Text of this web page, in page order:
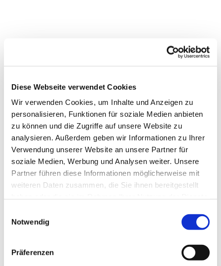
Diese Webseite verwendet Cookies
Wir verwenden Cookies, um Inhalte und Anzeigen zu
personalisieren, Funktionen für soziale Medien anbieten
zu können und die Zugriffe auf unsere Website zu
analysieren. Außerdem geben wir Informationen zu Ihrer
Verwendung unserer Website an unsere Partner für
soziale Medien, Werbung und Analysen weiter. Unsere
Partner führen diese Informationen möglicherweise mit
weiteren Daten zusammen, die Sie ihnen bereitgestellt
Notwendig
Präferenzen
Gemeindebrief
Stadtkirchengemeinde
Sommer 2026